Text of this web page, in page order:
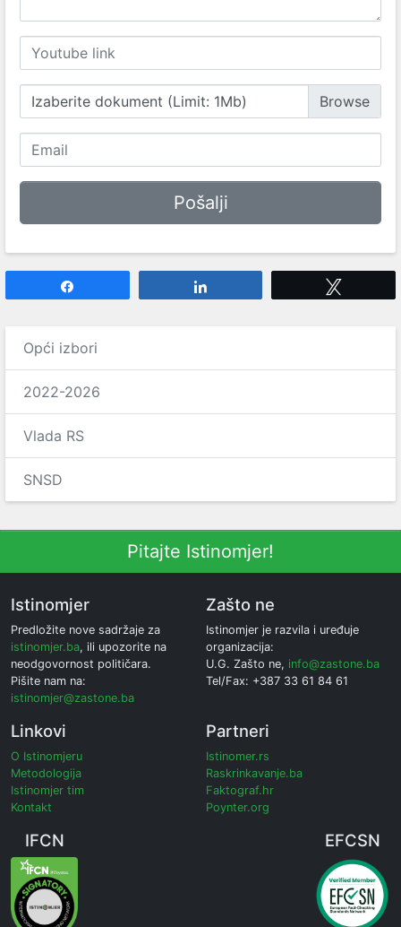
Izaberite dokument (Limit: 1Mb)
Opći izbori
2022-2026
Vlada RS
SNSD
Pitajte Istinomjer!
Istinomjer
Predložite nove sadržaje za
istinomjer.ba, ili upozorite na
neodgovornost političara.
Pišite nam na:
istinomjer@zastone.ba
Zašto ne
Istinomjer je razvila i uređuje
organizacija:
U.G. Zašto ne, info@zastone.ba
Tel/Fax: +387 33 61 84 61
Linkovi
O Istinomjeru
Metodologija
Istinomjer tim
Kontakt
Partneri
Istinomer.rs
Raskrinkavanje.ba
Faktograf.hr
Poynter.org
IFCN EFCSN